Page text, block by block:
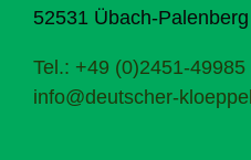
52531 Übach-Palenberg
Tel.: +49 (0)2451-49985
info@deutscher-